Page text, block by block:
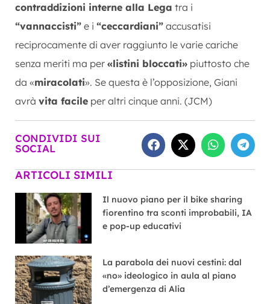
contraddizioni interne alla Lega tra i
“vannaccisti” e i “ceccardiani” accusatisi
reciprocamente di aver raggiunto le varie cariche
senza meriti ma per «listini bloccati» piuttosto che
da «miracolati». Se questa è l’opposizione, Giani
avrà vita facile per altri cinque anni. (JCM)
CONDIVIDI SUI
SOCIAL
ARTICOLI SIMILI
Il nuovo piano per il bike sharing
fiorentino tra sconti improbabili, IA
e pop-up educativi
La parabola dei nuovi cestini: dal
«no» ideologico in aula al piano
d’emergenza di Alia